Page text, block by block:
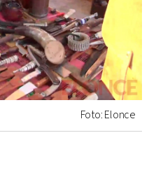
Foto: Elonce